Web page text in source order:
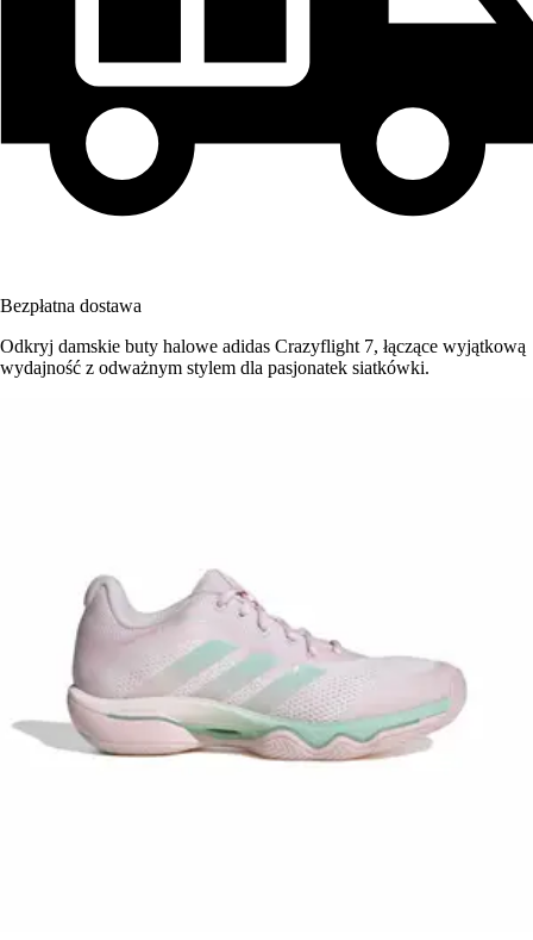
Bezpłatna dostawa
Odkryj damskie buty halowe adidas Crazyflight 7, łączące wyjątkową
wydajność z odważnym stylem dla pasjonatek siatkówki.